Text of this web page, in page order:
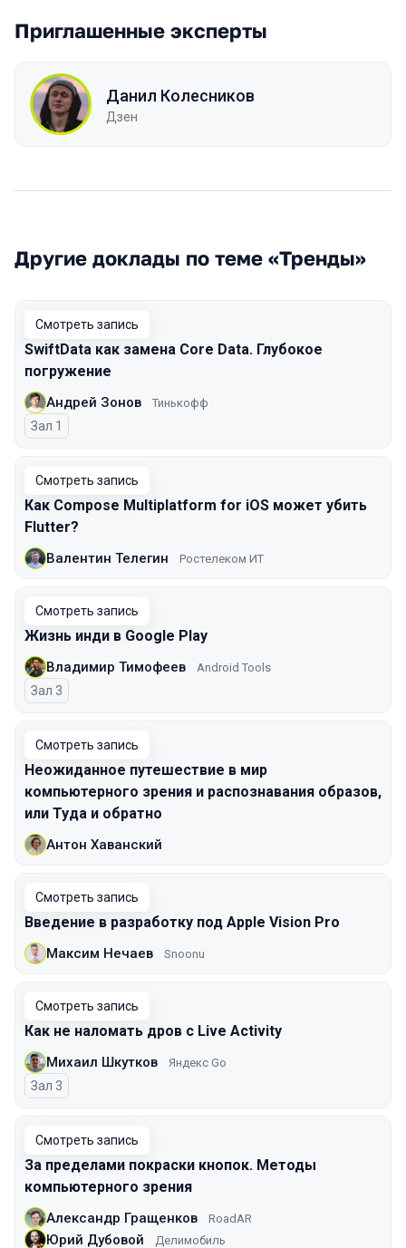
Приглашенные эксперты
Данил Колесников
Дзен
Другие доклады по теме «Тренды»
Смотреть запись
SwiftData как замена Core Data. Глубокое
погружение
Андрей Зонов Тинькофф
Зал 1
Смотреть запись
Как Compose Multiplatform for iOS может убить
Flutter?
Валентин Телегин Ростелеком ИТ
Смотреть запись
Жизнь инди в Google Play
Владимир Тимофеев Android Tools
Зал 3
Смотреть запись
Неожиданное путешествие в мир
компьютерного зрения и распознавания образов,
или Туда и обратно
Антон Хаванский
Смотреть запись
Введение в разработку под Apple Vision Pro
Максим Нечаев Snoonu
Смотреть запись
Как не наломать дров с Live Activity
Михаил Шкутков Яндекс Go
Зал 3
Смотреть запись
За пределами покраски кнопок. Методы
компьютерного зрения
Александр Гращенков RoadAR
Юрий Дубовой Делимобиль